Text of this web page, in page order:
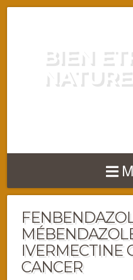
BIEN
IVERMECTINE
CANCER